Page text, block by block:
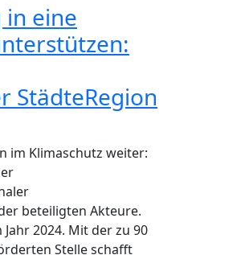
eine
StädteRegion
im Klimaschutz weiter:
beteiligten Akteure.
2024. Mit der zu 90
Stelle schafft